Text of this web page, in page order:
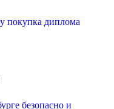
покупка диплома
безопасно и